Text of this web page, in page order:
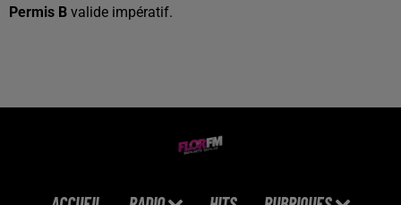
Permis B valide impératif.